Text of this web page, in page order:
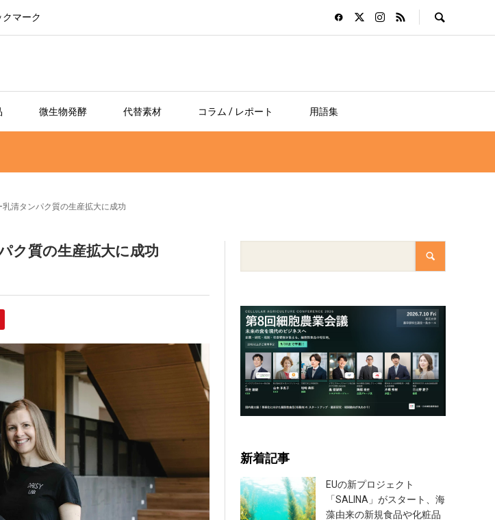
クマーク
微生物発酵 代替素材 コラム / レポート 用語集
清タンパク質の生産拡大に成功
ク質の生産拡大に成功
新着記事
EUの新プロジェクト
「SALINA」がスタート、海
藻由来の新規食品や化粧品